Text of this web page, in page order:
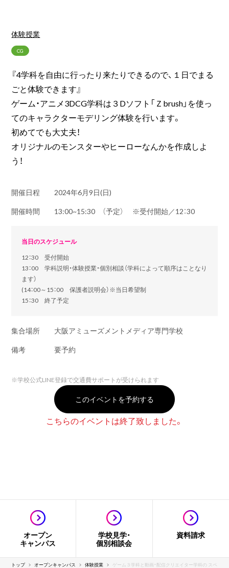
体験授業
CG
『4学科を自由に行ったり来たりできるので、１日でまる
ごと体験できます』
ゲーム・アニメ3DCG学科は３Dソフト「Ｚbrush」を使っ
てのキャラクターモデリング体験を行います。
初めてでも大丈夫！
オリジナルのモンスターやヒーローなんかを作成しよ
う！
開催日程
2024年6月9日(日)
開催時間
13:00~15:30 （予定） ※受付開始／12：30
当日のスケジュール
12：30 受付開始
13：00 学科説明・体験授業・個別相談（学科によって順序はことなり
ます）
(14：00～15：00 保護者説明会）※当日希望制
15：30 終了予定
集合場所
大阪アミューズメントメディア専門学校
備考
要予約
※学校公式LINE登録で交通費サポートが受けられます
このイベントを予約する
こちらのイベントは終了致しました。
オープン
キャンパス
学校見学・
個別相談会
資料請求
トップ オープンキャンパス 体験授業 ゲーム３学科と動画・配信クリエイター学科の スペ